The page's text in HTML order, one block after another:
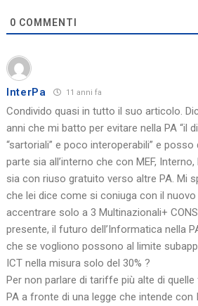
0 COMMENTI
InterPa 11 anni fa
Condivido quasi in tutto il suo articolo.
anni che mi batto per evitare nella PA “il
“sartoriali” e poco interoperabili” e
parte sia all’interno che con MEF, Interno,
sia con riuso gratuito verso altre PA. Mi
che lei dice come si coniuga con il
accentrare solo a 3 Multinazionali+
presente, il futuro dell’Informatica nella
che se vogliono possono al limite
ICT nella misura solo del 30% ?
Per non parlare di tariffe più alte di
PA a fronte di una legge che intende con